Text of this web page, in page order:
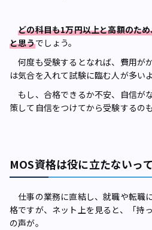
どの科目も1万円以上と高額のた
と思うでしょう。
何度も受験するとなれば、費用が
は気合を入れて試験に臨む人が多いよ
もし、合格できるか不安、自信が
策して自信をつけてから受験するの
MOS資格は役に立たないっ
仕事の業務に直結し、就職や転職
格ですが、ネット上を見ると、「持
の声が。